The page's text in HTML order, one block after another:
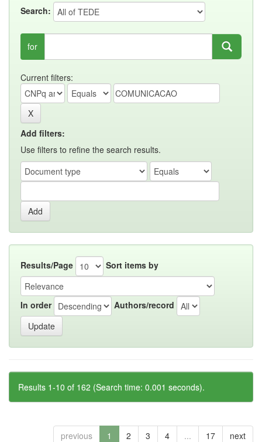
Search:
for
Current filters:
Add filters:
Use filters to refine the search results.
Results/Page Sort items by
In order Authors/record
Results 1-10 of 162 (Search time: 0.001 seconds).
previous 1 2 3 4 ... 17 next